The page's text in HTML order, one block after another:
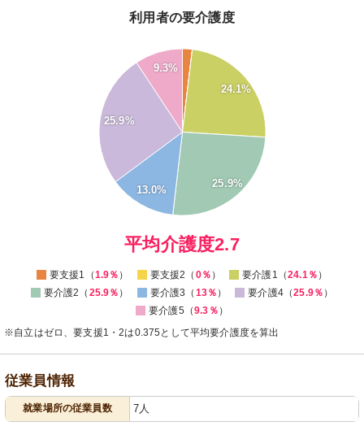
利用者の要介護度
24.1%
25.9%
13.0%
25.9%
9.3%
0
平均介護度2.7
要支援1（1.9％ ） 要支援2（ 0％ ） 要介護1（24.1％ ）
要介護2（ 25.9％ ） 要介護3（ 13％ ） 要介護4（25.9％ ）
要介護5（9.3％ ）
※自立はゼロ、要支援1・2は0.375として平均要介護度を算出
従業員情報
就業場所の従業員数 7人